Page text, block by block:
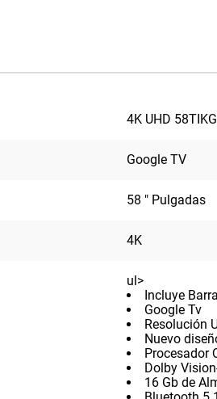
4K UHD
Google TV
58 " Pulgadas
4K
ul>
Incluye
Google Tv
Resolución
Nuevo
Procesador
Dolby
16 Gb de